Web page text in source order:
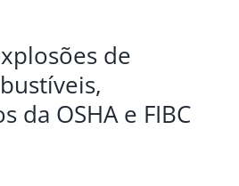
de
da OSHA e FIBC